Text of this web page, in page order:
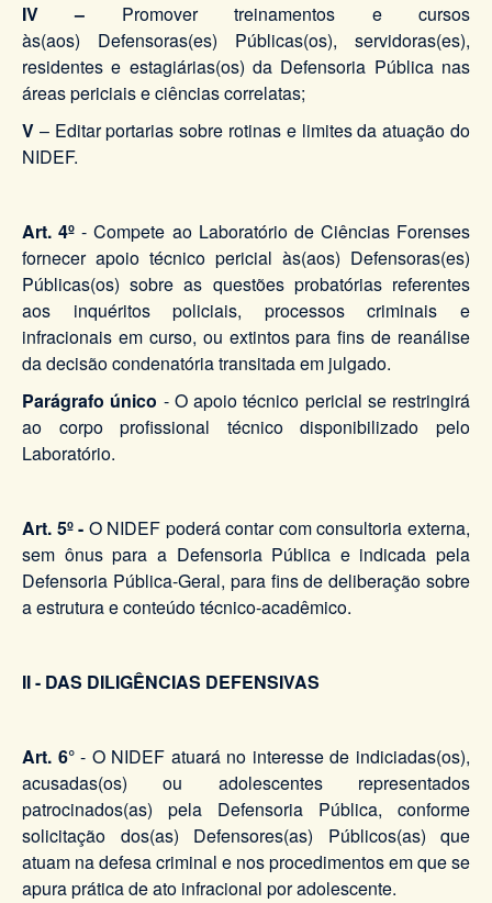
IV – Promover treinamentos e cursos
às(aos) Defensoras(es) Públicas(os), servidoras(es),
residentes e estagiárias(os) da Defensoria Pública nas
áreas periciais e ciências correlatas;
V – Editar portarias sobre rotinas e limites da atuação do
NIDEF.
Art. 4º - Compete ao Laboratório de Ciências Forenses
fornecer apoio técnico pericial às(aos) Defensoras(es)
Públicas(os) sobre as questões probatórias referentes
aos inquéritos policiais, processos criminais e
infracionais em curso, ou extintos para fins de reanálise
da decisão condenatória transitada em julgado.
Parágrafo único - O apoio técnico pericial se restringirá
ao corpo profissional técnico disponibilizado pelo
Laboratório.
Art. 5º - O NIDEF poderá contar com consultoria externa,
sem ônus para a Defensoria Pública e indicada pela
Defensoria Pública-Geral, para fins de deliberação sobre
a estrutura e conteúdo técnico-acadêmico.
II - DAS DILIGÊNCIAS DEFENSIVAS
Art. 6°- O NIDEF atuará no interesse de indiciadas(os),
acusadas(os) ou adolescentes representados
patrocinados(as) pela Defensoria Pública, conforme
solicitação dos(as) Defensores(as) Públicos(as) que
atuam na defesa criminal e nos procedimentos em que se
apura prática de ato infracional por adolescente.